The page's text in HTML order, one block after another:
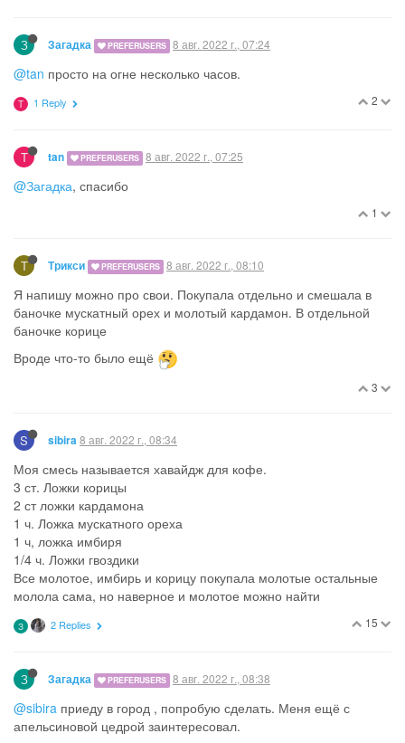
З Загадка PREFERUSERS 8 авг. 2022 г., 07:24
@tan просто на огне несколько часов.
2
T 1 Reply
T tan PREFERUSERS 8 авг. 2022 г., 07:25
@Загадка, спасибо
1
Т Трикси PREFERUSERS 8 авг. 2022 г., 08:10
Я напишу можно про свои. Покупала отдельно и смешала в
баночке мускатный орех и молотый кардамон. В отдельной
баночке корице
Вроде что-то было ещё
3
S sibira 8 авг. 2022 г., 08:34
Моя смесь называется хавайдж для кофе.
3 ст. Ложки корицы
2 ст ложки кардамона
1 ч. Ложка мускатного ореха
1 ч, ложка имбиря
1/4 ч. Ложки гвоздики
Все молотое, имбирь и корицу покупала молотые остальные
молола сама, но наверное и молотое можно найти
15
З 2 Replies
З Загадка PREFERUSERS 8 авг. 2022 г., 08:38
@sibira приеду в город , попробую сделать. Меня ещё с
апельсиновой цедрой заинтересовал.